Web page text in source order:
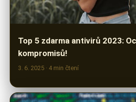
Top 5 zdarma antivirů 2023:
kompromisů!
3. 6. 2025 · 4 min čtení